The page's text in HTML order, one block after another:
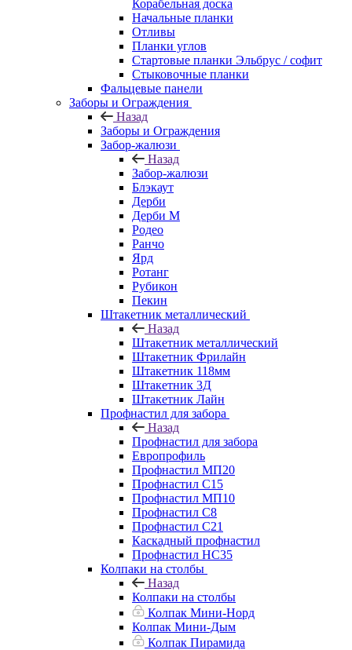
Корабельная доска
Начальные планки
Отливы
Планки углов
Стартовые планки Эльбрус / софит
Стыковочные планки
Фальцевые панели
Заборы и Ограждения
Назад
Заборы и Ограждения
Забор-жалюзи
Назад
Забор-жалюзи
Блэкаут
Дерби
Дерби M
Родео
Ранчо
Ярд
Ротанг
Рубикон
Пекин
Штакетник металлический
Назад
Штакетник металлический
Штакетник Фрилайн
Штакетник 118мм
Штакетник 3Д
Штакетник Лайн
Профнастил для забора
Назад
Профнастил для забора
Европрофиль
Профнастил МП20
Профнастил C15
Профнастил МП10
Профнастил C8
Профнастил C21
Каскадный профнастил
Профнастил НС35
Колпаки на столбы
Назад
Колпаки на столбы
Колпак Мини-Норд
Колпак Мини-Дым
Колпак Пирамида